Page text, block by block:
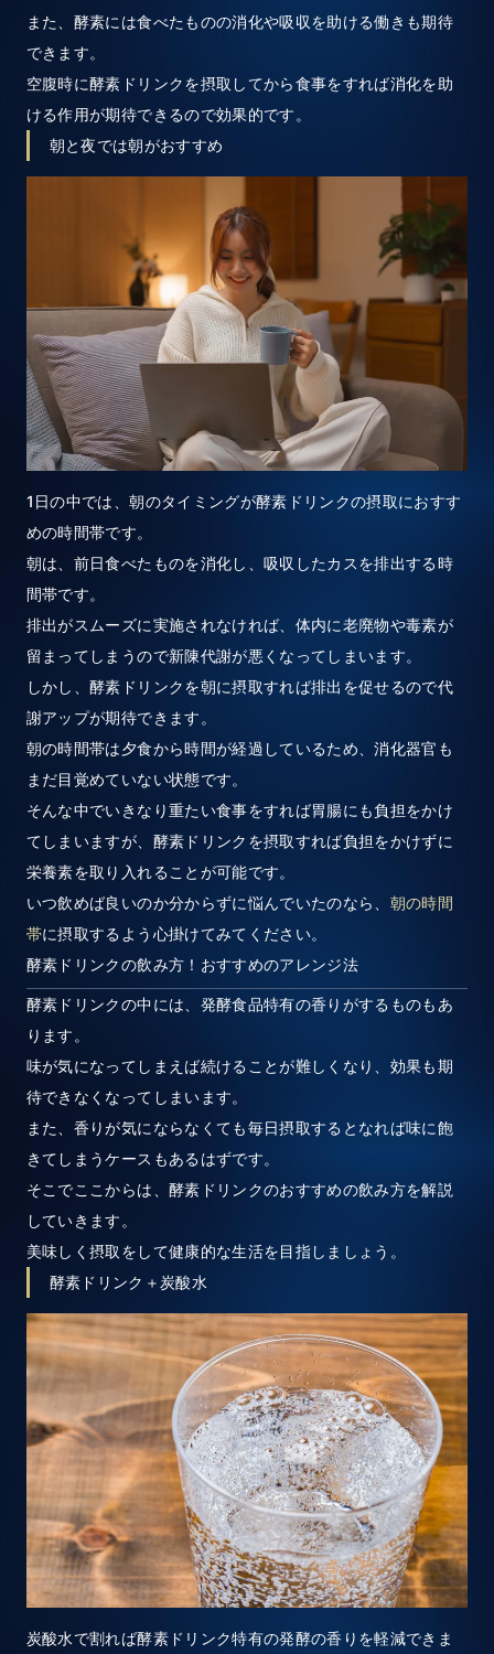
また、酵素には食べたものの消化や吸収を助ける働きも期待
できます。
空腹時に酵素ドリンクを摂取してから食事をすれば消化を助
ける作用が期待できるので効果的です。
朝と夜では朝がおすすめ
1日の中では、朝のタイミングが酵素ドリンクの摂取におすす
めの時間帯です。
朝は、前日食べたものを消化し、吸収したカスを排出する時
間帯です。
排出がスムーズに実施されなければ、体内に老廃物や毒素が
留まってしまうので新陳代謝が悪くなってしまいます。
しかし、酵素ドリンクを朝に摂取すれば排出を促せるので代
謝アップが期待できます。
朝の時間帯は夕食から時間が経過しているため、消化器官も
まだ目覚めていない状態です。
そんな中でいきなり重たい食事をすれば胃腸にも負担をかけ
てしまいますが、酵素ドリンクを摂取すれば負担をかけずに
栄養素を取り入れることが可能です。
いつ飲めば良いのか分からずに悩んでいたのなら、 朝の時間
帯に摂取するよう心掛けてみてください。
酵素ドリンクの飲み方！おすすめのアレンジ法
酵素ドリンクの中には、発酵食品特有の香りがするものもあ
ります。
味が気になってしまえば続けることが難しくなり、効果も期
待できなくなってしまいます。
また、香りが気にならなくても毎日摂取するとなれば味に飽
きてしまうケースもあるはずです。
そこでここからは、酵素ドリンクのおすすめの飲み方を解説
していきます。
美味しく摂取をして健康的な生活を目指しましょう。
酵素ドリンク＋炭酸水
炭酸水で割れば酵素ドリンク特有の発酵の香りを軽減できま